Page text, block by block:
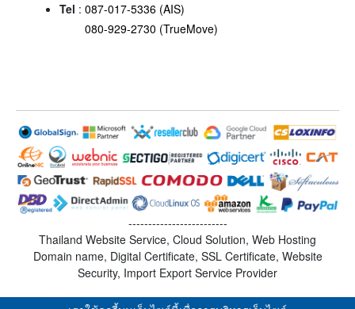
Tel : 087-017-5336 (AIS)
080-929-2730 (TrueMove)
-------------------------
Thailand Website Service, Cloud Solution, Web Hosting
Domain name, Digital Certificate, SSL Certificate, Website
Security, Import Export Service Provider